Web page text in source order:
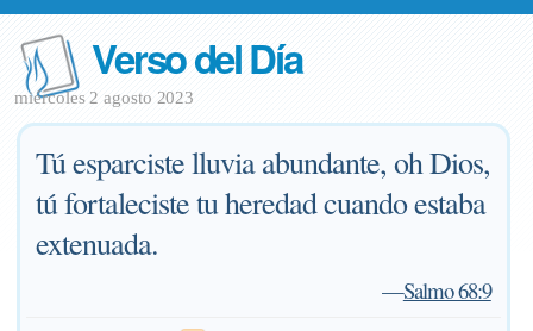
Verso del Día
miércoles 2 agosto 2023
Tú esparciste lluvia abundante, oh Dios,
tú fortaleciste tu heredad cuando estaba
extenuada.
—Salmo 68:9